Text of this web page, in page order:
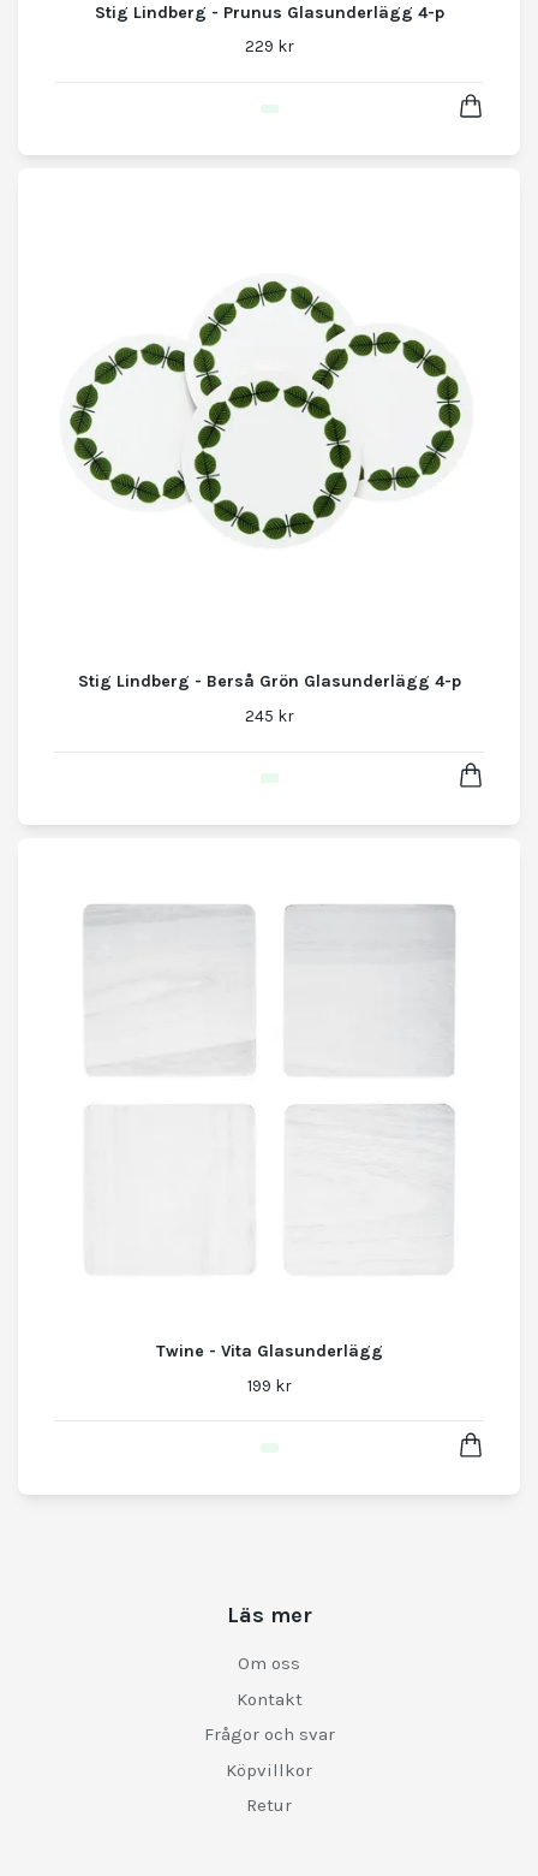
Stig Lindberg - Prunus Glasunderlägg 4-p
229 kr
Stig Lindberg - Berså Grön Glasunderlägg 4-p
245 kr
Twine - Vita Glasunderlägg
199 kr
Läs mer
Om oss
Kontakt
Frågor och svar
Köpvillkor
Retur